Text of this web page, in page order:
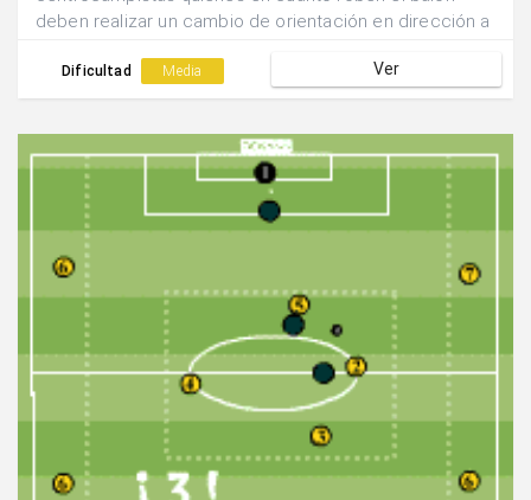
deben realizar un cambio de orientación en dirección a
robos.
Dificultad Media Ver